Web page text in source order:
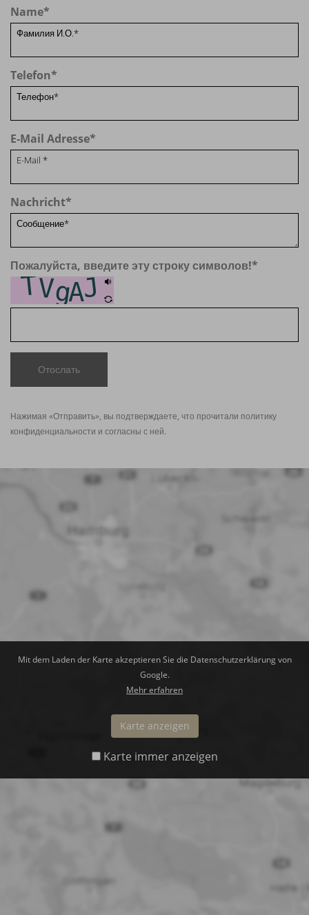
Name*
Telefon*
E-Mail Adresse*
Nachricht*
Пожалуйста, введите эту строку символов!*
Отослать
Нажимая «Отправить», вы подтверждаете, что прочитали политику
конфиденциальности и согласны с ней.
Mit dem Laden der Karte akzeptieren Sie die Datenschutzerklärung von
Google.
Mehr erfahren
Karte anzeigen
Karte immer anzeigen